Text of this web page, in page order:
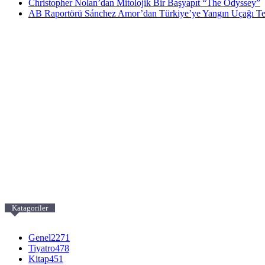
Christopher Nolan’dan Mitolojik Bir Başyapıt “The Odyssey”
AB Raportörü Sánchez Amor’dan Türkiye’ye Yangın Uçağı
Katagoriler
Genel2271
Tiyatro478
Kitap451